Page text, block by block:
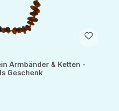
Armbänder & Ketten -
Geschenk